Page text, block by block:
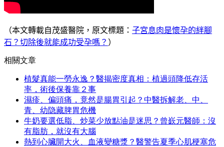
（本文轉載自茂盛醫院，原文標題： 子宮息肉是懷孕的絆腳
石？切除後就能成功受孕嗎？ ）
相關文章
植髮真能一勞永逸？醫揭密度真相：植過頭降低存活
率，術後保養靠２事
濕疹、偏頭痛，竟然是腸胃引起？中醫拆解老、中、
青、幼隐藏脾胃危機
牛奶要選低脂、炒菜少放點油是迷思？曾嶔元醫師：沒
有脂肪，就沒有大腦
熱到心臟開大火、血液變糖漿？醫警告夏季心肌梗塞危